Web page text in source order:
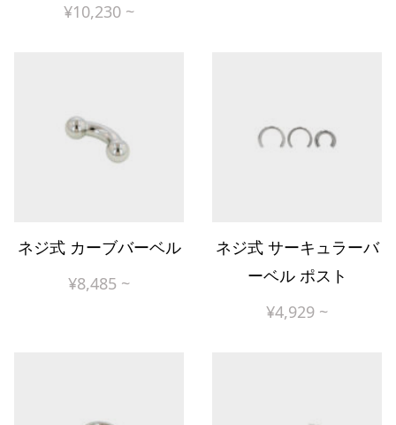
¥10,230 ~
ネジ式 カーブバーベル
¥8,485 ~
ネジ式 サーキュラーバ
ーベル ポスト
¥4,929 ~